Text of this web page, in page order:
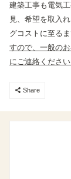
建築工事も電気
見、希望を取入
グコストに至る
すので、一般の
にご連絡ください
Share